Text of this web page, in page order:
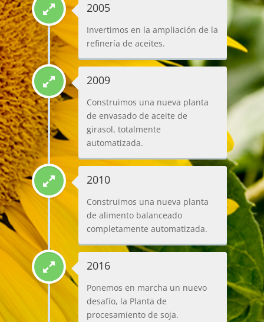
2005
Invertimos en la ampliación de la
refinería de aceites.
2009
Construimos una nueva planta
de envasado de aceite de
girasol, totalmente
automatizada.
2010
Construimos una nueva planta
de alimento balanceado
completamente automatizada.
2016
Ponemos en marcha un nuevo
desafío, la Planta de
procesamiento de soja.